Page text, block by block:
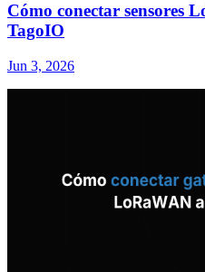
Cómo conectar sensores
TagoIO
Jun 3, 2026